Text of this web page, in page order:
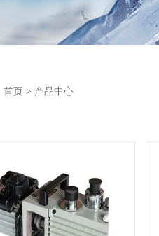
首页 > 产品中心